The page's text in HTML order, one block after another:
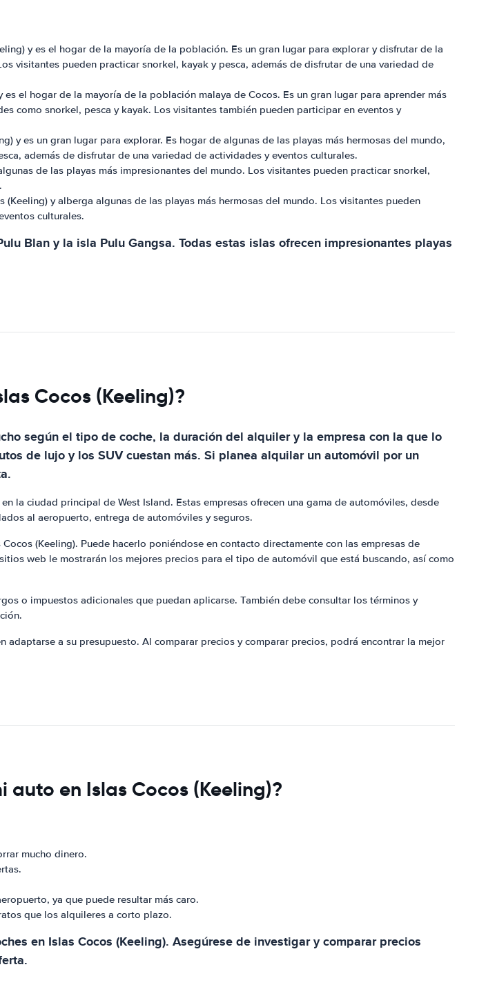
y es el hogar de la mayoría de la población. Es un gran lugar para explorar y disfrutar de la
visitantes pueden practicar snorkel, kayak y pesca, además de disfrutar de una variedad de
el hogar de la mayoría de la población malaya de Cocos. Es un gran lugar para aprender más
como snorkel, pesca y kayak. Los visitantes también pueden participar en eventos y
y es un gran lugar para explorar. Es hogar de algunas de las playas más hermosas del mundo,
además de disfrutar de una variedad de actividades y eventos culturales.
de las playas más impresionantes del mundo. Los visitantes pueden practicar snorkel,
y alberga algunas de las playas más hermosas del mundo. Los visitantes pueden
culturales.
Blan y la isla Pulu Gangsa. Todas estas islas ofrecen impresionantes playas
Cocos (Keeling)?
según el tipo de coche, la duración del alquiler y la empresa con la que lo
de lujo y los SUV cuestan más. Si planea alquilar un automóvil por un
la ciudad principal de West Island. Estas empresas ofrecen una gama de automóviles, desde
al aeropuerto, entrega de automóviles y seguros.
(Keeling). Puede hacerlo poniéndose en contacto directamente con las empresas de
web le mostrarán los mejores precios para el tipo de automóvil que está buscando, así como
o impuestos adicionales que puedan aplicarse. También debe consultar los términos y
a su presupuesto. Al comparar precios y comparar precios, podrá encontrar la mejor
en Islas Cocos (Keeling)?
mucho dinero.
ya que puede resultar más caro.
que los alquileres a corto plazo.
en Islas Cocos (Keeling). Asegúrese de investigar y comparar precios